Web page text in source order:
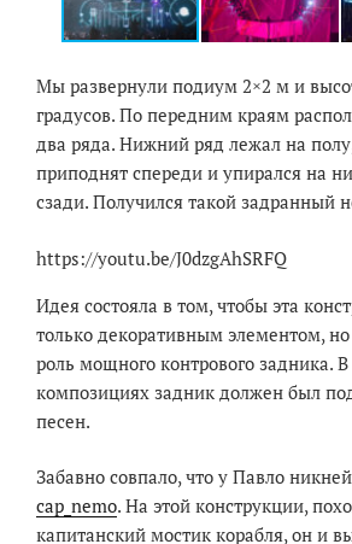
Мы развернули подиум 2×2 м и
градусов. По передним краям
два ряда. Нижний ряд лежал на
приподнят спереди и упирался на
сзади. Получился такой задранный
https://youtu.be/J0dzgAhSRFQ
Идея состояла в том, чтобы эта
только декоративным элементом,
роль мощного контрового задника.
композициях задник должен был
песен.
Забавно совпало, что у Павло
сap_nemo. На этой конструкции,
капитанский мостик корабля, он и